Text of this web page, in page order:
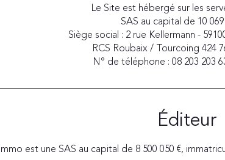
Le Site est hébergé sur les
SAS au capital de 10
Siège social : 2 rue Kellermann -
RCS Roubaix / Tourcoing 424
N° de téléphone : 08 203 203
Éditeur
est une SAS au capital de 8 500 050 €,